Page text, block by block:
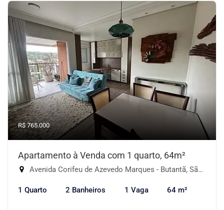
R$ 765.000
Apartamento à Venda com 1 quarto, 64m²
Avenida Corifeu de Azevedo Marques - Butantã, São Paulo-SP
1 Quarto 2 Banheiros 1 Vaga 64 m²